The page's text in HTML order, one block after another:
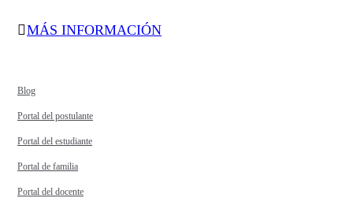
MÁS INFORMACIÓN
Blog
Portal del postulante
Portal del estudiante
Portal de familia
Portal del docente